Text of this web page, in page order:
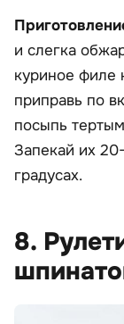
и слегка
куриное филе
приправь по
посыпь
Запекай их
градусах.
8.